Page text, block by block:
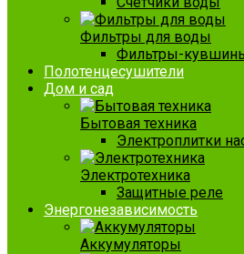
Фильтры для воды
Фильтры-
Полотенцесушители
Дом и сад
Бытовая техника
Электроплитки
Электротехника
Защитные реле
Энергонезависимость
Аккумуляторы